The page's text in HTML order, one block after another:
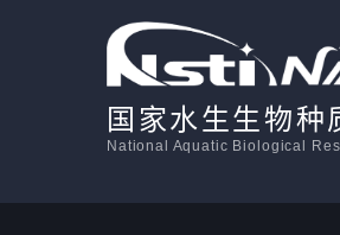
国家水生生物种
National Aquatic Biological